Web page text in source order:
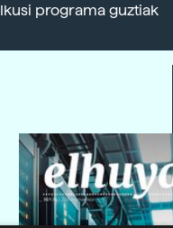
Ikusi programa guztiak